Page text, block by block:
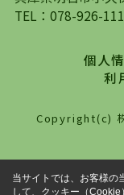
せていただく
は、一度だけ
お付き合いで
職・ご結婚・
わたる、良き
た営業スタイ
わせください。
TEL： 078-926-
個人
利
Copyright(c)
当サイトでは、お客様の
して、クッキー（Cookie